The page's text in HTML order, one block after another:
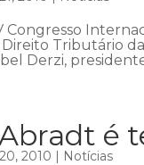
Congresso
Tributário
Derzi,
é
2010 | Notícias